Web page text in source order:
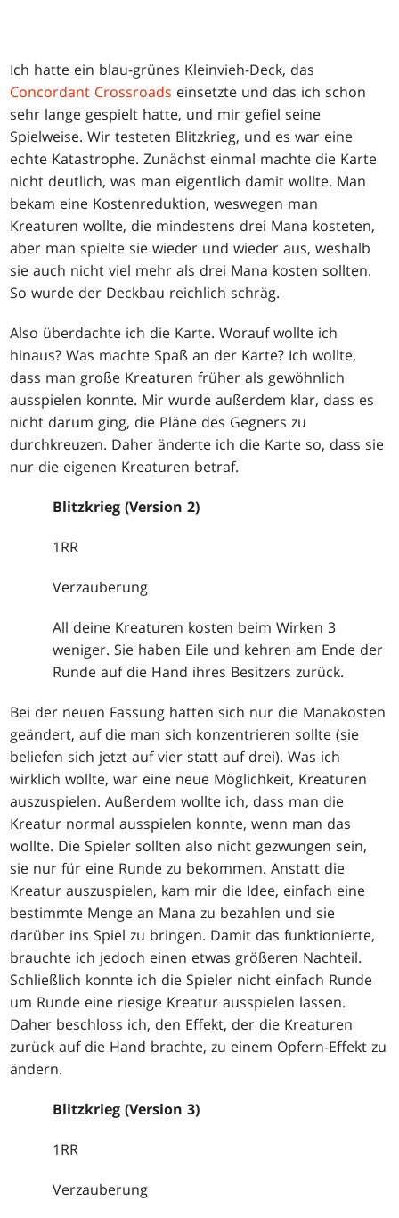
Ich hatte ein blau-grünes Kleinvieh-Deck, das
Concordant Crossroads einsetzte und das ich schon
sehr lange gespielt hatte, und mir gefiel seine
Spielweise. Wir testeten Blitzkrieg, und es war eine
echte Katastrophe. Zunächst einmal machte die Karte
nicht deutlich, was man eigentlich damit wollte. Man
bekam eine Kostenreduktion, weswegen man
Kreaturen wollte, die mindestens drei Mana kosteten,
aber man spielte sie wieder und wieder aus, weshalb
sie auch nicht viel mehr als drei Mana kosten sollten.
So wurde der Deckbau reichlich schräg.
Also überdachte ich die Karte. Worauf wollte ich
hinaus? Was machte Spaß an der Karte? Ich wollte,
dass man große Kreaturen früher als gewöhnlich
ausspielen konnte. Mir wurde außerdem klar, dass es
nicht darum ging, die Pläne des Gegners zu
durchkreuzen. Daher änderte ich die Karte so, dass sie
nur die eigenen Kreaturen betraf.
Blitzkrieg (Version 2)
1RR
Verzauberung
All deine Kreaturen kosten beim Wirken 3
weniger. Sie haben Eile und kehren am Ende der
Runde auf die Hand ihres Besitzers zurück.
Bei der neuen Fassung hatten sich nur die Manakosten
geändert, auf die man sich konzentrieren sollte (sie
beliefen sich jetzt auf vier statt auf drei). Was ich
wirklich wollte, war eine neue Möglichkeit, Kreaturen
auszuspielen. Außerdem wollte ich, dass man die
Kreatur normal ausspielen konnte, wenn man das
wollte. Die Spieler sollten also nicht gezwungen sein,
sie nur für eine Runde zu bekommen. Anstatt die
Kreatur auszuspielen, kam mir die Idee, einfach eine
bestimmte Menge an Mana zu bezahlen und sie
darüber ins Spiel zu bringen. Damit das funktionierte,
brauchte ich jedoch einen etwas größeren Nachteil.
Schließlich konnte ich die Spieler nicht einfach Runde
um Runde eine riesige Kreatur ausspielen lassen.
Daher beschloss ich, den Effekt, der die Kreaturen
zurück auf die Hand brachte, zu einem Opfern-Effekt zu
ändern.
Blitzkrieg (Version 3)
1RR
Verzauberung